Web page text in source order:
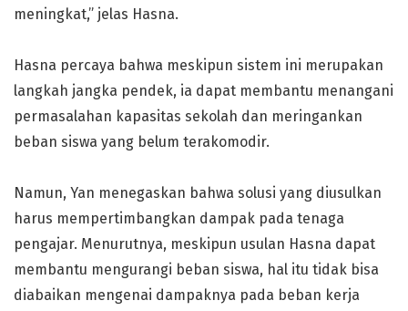
meningkat,” jelas Hasna.
Hasna percaya bahwa meskipun sistem ini merupakan
langkah jangka pendek, ia dapat membantu menangani
permasalahan kapasitas sekolah dan meringankan
beban siswa yang belum terakomodir.
Namun, Yan menegaskan bahwa solusi yang diusulkan
harus mempertimbangkan dampak pada tenaga
pengajar. Menurutnya, meskipun usulan Hasna dapat
membantu mengurangi beban siswa, hal itu tidak bisa
diabaikan mengenai dampaknya pada beban kerja